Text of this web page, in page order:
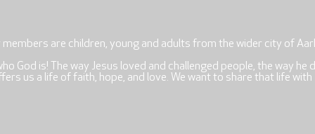
are children, young and adults from the wider city of
God is! The way Jesus loved and challenged people, the way he
us a life of faith, hope, and love. We want to share that life with